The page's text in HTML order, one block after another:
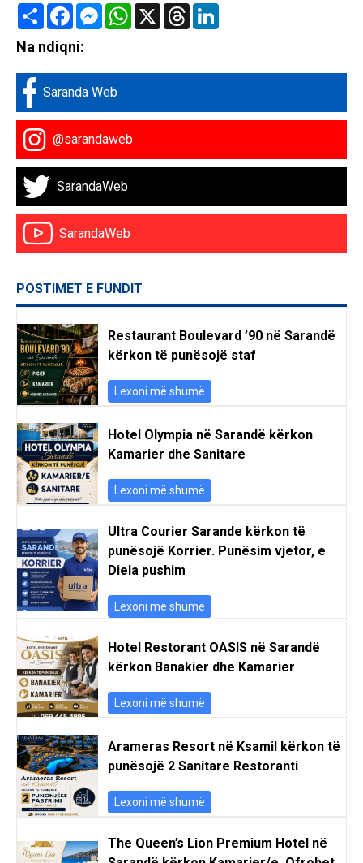
Share FacebookMessenger
WhatsApp
X Threads
Na ndiqni:
Saranda Web
@sarandaweb
SarandaWeb
SarandaWeb
POSTIMET E FUNDIT
Restaurant Boulevard ’90 në Sarandë
kërkon të punësojë staf
Lexoni më shumë
Hotel Olympia në Sarandë kërkon
Kamarier dhe Sanitare
Lexoni më shumë
Ultra Courier Sarande kërkon të
punësojë Korrier. Punësim vjetor, e
Diela pushim
Lexoni më shumë
Hotel Restorant OASIS në Sarandë
kërkon Banakier dhe Kamarier
Lexoni më shumë
Arameras Resort në Ksamil kërkon të
punësojë 2 Sanitare Restoranti
Lexoni më shumë
The Queen’s Lion Premium Hotel në